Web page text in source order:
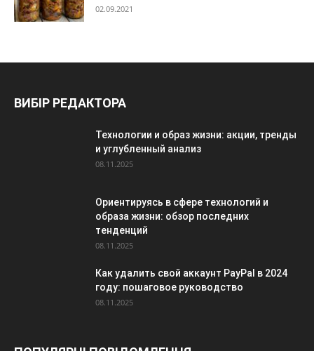
02.09.2021
ВИБІР РЕДАКТОРА
Технологии и образ жизни: акции, тренды
и углубленный анализ
08.11.2025
Ориентируясь в сфере технологий и
образа жизни: обзор последних
тенденций
08.11.2025
Как удалить свой аккаунт PayPal в 2024
году: пошаговое руководство
08.11.2025